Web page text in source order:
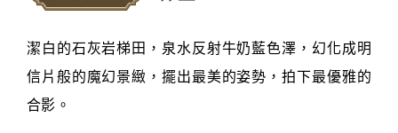
潔白的石灰岩梯田，泉水反射牛奶藍色澤，幻化成明
信片般的魔幻景緻，擺出最美的姿勢，拍下最優雅的
合影。